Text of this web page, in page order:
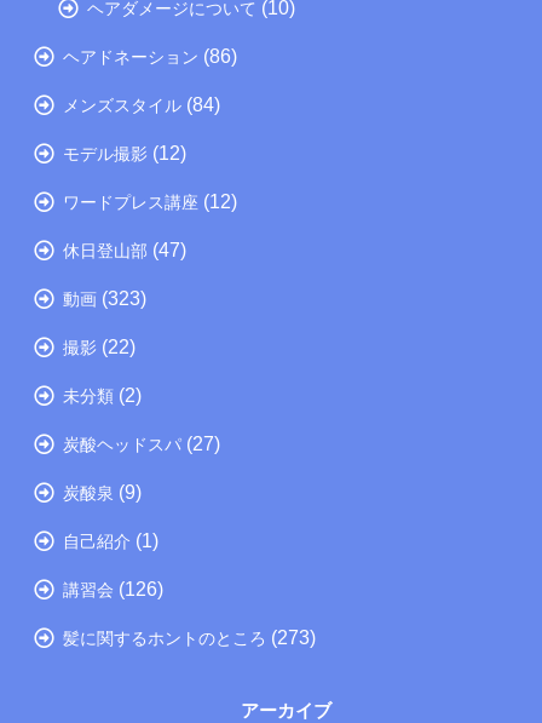
ヘアダメージについて (10)
ヘアドネーション (86)
メンズスタイル (84)
モデル撮影 (12)
ワードプレス講座 (12)
休日登山部 (47)
動画 (323)
撮影 (22)
未分類 (2)
炭酸ヘッドスパ (27)
炭酸泉 (9)
自己紹介 (1)
講習会 (126)
髪に関するホントのところ (273)
アーカイブ